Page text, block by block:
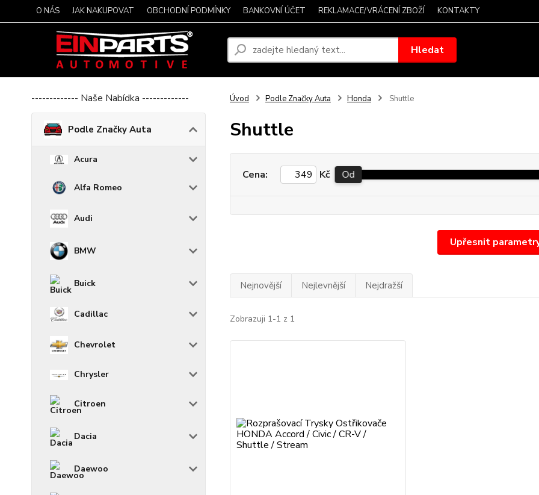
O NÁS JAK NAKUPOVAT OBCHODNÍ PODMÍNKY BANKOVNÍ ÚČET REKLAMACE/VRÁCENÍ ZBOŽÍ KONTAKTY
Hledat
------------- Naše Nabídka -------------
Podle Značky Auta
Acura
Alfa Romeo
Audi
BMW
Buick
Cadillac
Chevrolet
Chrysler
Citroen
Dacia
Daewoo
Úvod Podle Značky Auta Honda Shuttle
Shuttle
Upřesnit
Cena: Kč Od
Nejnovější Nejlevnější Nejdražší
Zobrazuji 1-1 z 1